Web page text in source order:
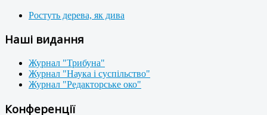
Ростуть дерева, як дива
Наші видання
Журнал "Трибуна"
Журнал "Наука і суспільство"
Журнал "Редакторське око"
Конференції